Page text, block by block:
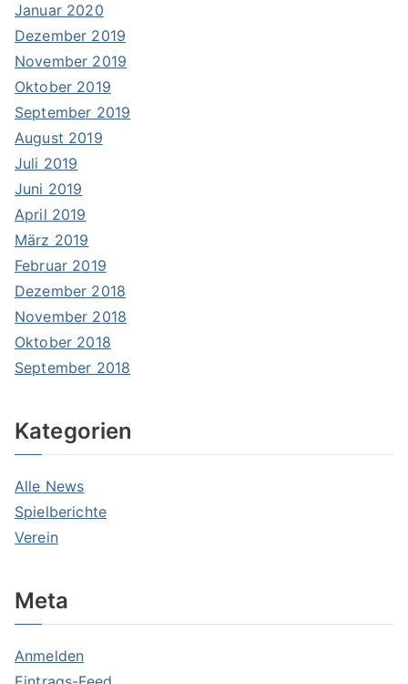
Januar 2020
Dezember 2019
November 2019
Oktober 2019
September 2019
August 2019
Juli 2019
Juni 2019
April 2019
März 2019
Februar 2019
Dezember 2018
November 2018
Oktober 2018
September 2018
Kategorien
Alle News
Spielberichte
Verein
Meta
Anmelden